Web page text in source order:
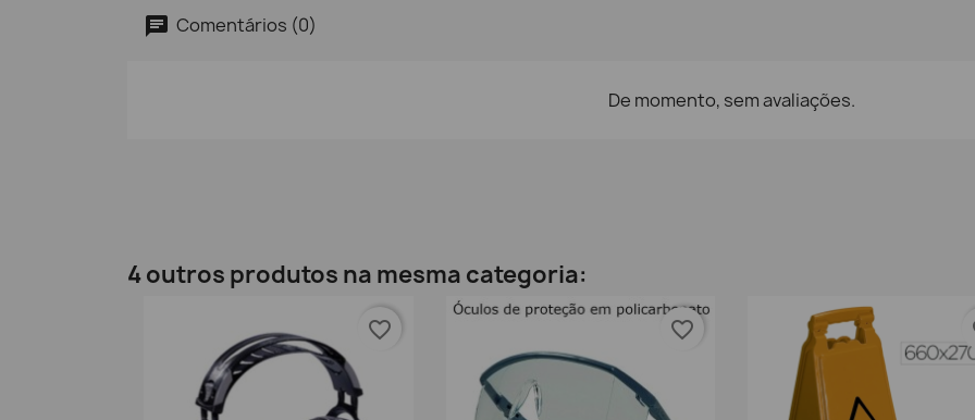
Comentários (0)
De momento, sem avaliações.
4 outros produtos na mesma categoria:
favorite_border favorite_border